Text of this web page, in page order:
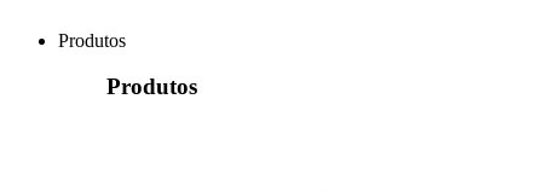
Produtos
Produtos